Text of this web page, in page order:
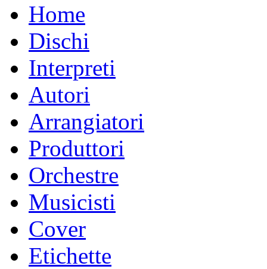
Home
Dischi
Interpreti
Autori
Arrangiatori
Produttori
Orchestre
Musicisti
Cover
Etichette